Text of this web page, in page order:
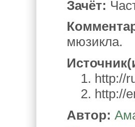
Зачёт:
мюзикла.
1. http://
2. http://
Автор: